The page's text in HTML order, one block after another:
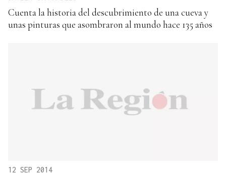
Cuenta la historia del descubrimiento de una cueva y
unas pinturas que asombraron al mundo hace 135 años
12 SEP 2014